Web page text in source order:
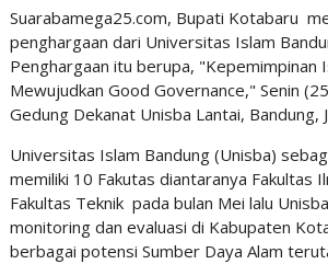
Suarabamega25.com, Bupati Kotabaru
penghargaan dari Universitas Islam
Penghargaan itu berupa, "Kepemimpinan
Mewujudkan Good Governance," Senin
Gedung Dekanat Unisba Lantai, Bandung,
Universitas Islam Bandung (Unisba)
memiliki 10 Fakutas diantaranya Fakultas
Fakultas Teknik pada bulan Mei lalu
monitoring dan evaluasi di Kabupaten
berbagai potensi Sumber Daya Alam